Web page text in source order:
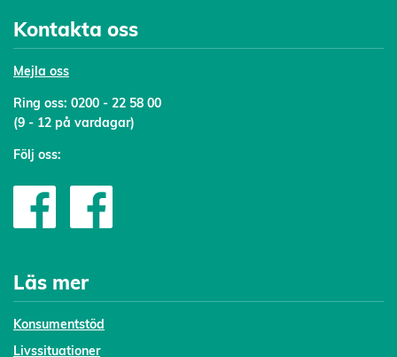
Kontakta oss
Mejla oss
Ring oss: 0200 - 22 58 00
(9 - 12 på vardagar)
Följ oss:
Läs mer
Konsumentstöd
Livssituationer